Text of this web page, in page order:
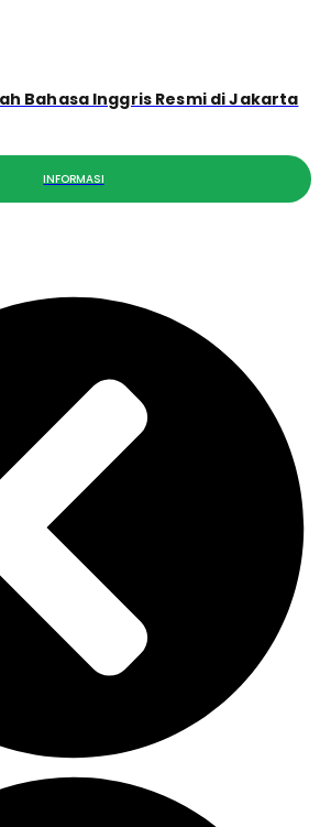
Bahasa Inggris Resmi di Jakarta
INFORMASI